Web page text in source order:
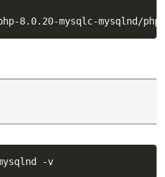
8.0.20-mysqlc-mysqlnd/
-v